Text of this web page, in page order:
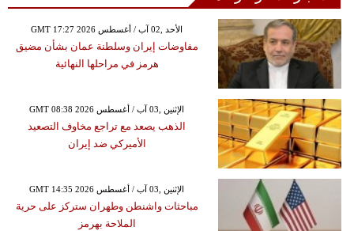
GMT 17:27 2026 الأحد ,02 آب / أغسطس
مفاوضات إيران وسلطنة عمان بشأن مضيق
هرمز في مراحلها النهائية
GMT 08:38 2026 الإثنين ,03 آب / أغسطس
الذهب يصعد مع تراجع مخاوف التصعيد
الأميركي ضد إيران
GMT 14:35 2026 الإثنين ,03 آب / أغسطس
مباحثات واشنطن وطهران ستركز على حرية
الملاحة بهرمز